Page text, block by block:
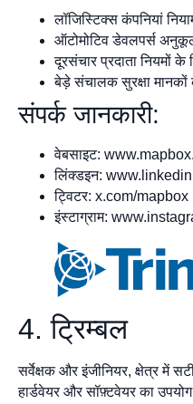
लॉजिस्टिक्स कंपनियां
ऑटोमोटिव डेवलपर्स
दूरसंचार प्रदाता नियमों
बेड़े संचालक सुरक्षा
संपर्क जानकारी:
वेबसाइट:
लिंक्डइन:
ट्विटर: x.com/mapbox
इंस्टाग्राम:
4. ट्रिम्बल
सर्वेक्षक और इंजीनियर, क्षेत्र में
हार्डवेयर और सॉफ़्टवेयर का